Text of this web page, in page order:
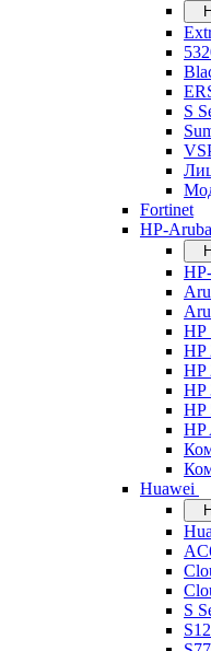
S
Fortinet
HP-Aruba
HP
HP
HP
HP
HP
HP
Huawei
S